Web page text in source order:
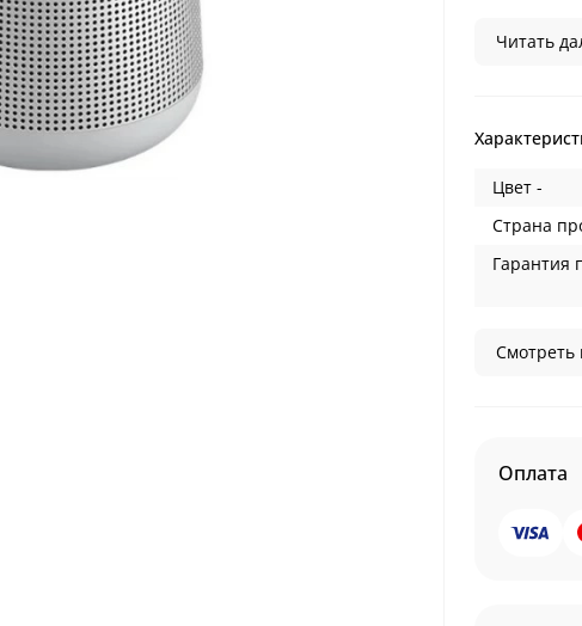
Читать
Цвет -
Страна
Гарантия
Смотреть
Оплата